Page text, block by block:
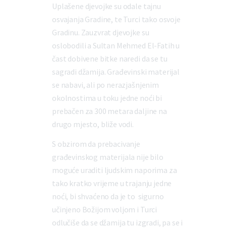
Uplašene djevojke su odale tajnu
osvajanja Gradine, te Turci tako osvoje
Gradinu. Zauzvrat djevojke su
oslobodili a Sultan Mehmed El-Fatih u
čast dobivene bitke naredi da se tu
sagradi džamija. Građevinski materijal
se nabavi, ali po nerazjašnjenim
okolnostima u toku jedne noći bi
prebačen za 300 metara daljine na
drugo mjesto, bliže vodi.
S obzirom da prebacivanje
građevinskog materijala nije bilo
moguće uraditi ljudskim naporima za
tako kratko vrijeme u trajanju jedne
noći, bi shvaćeno da je to sigurno
učinjeno Božijom voljom i Turci
odlučiše da se džamija tu izgradi, pa se i